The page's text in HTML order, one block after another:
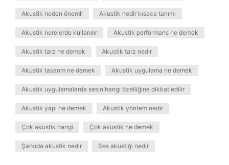
Akustik neden önemli Akustik nedir kısaca tanımı
Akustik nerelerde kullanılır Akustik performans ne demek
Akustik tarz ne demek Akustik tarz nedir
Akustik tasarım ne demek Akustik uygulama ne demek
Akustik uygulamalarda sesin hangi özelliğine dikkat edilir
Akustik yapı ne demek Akustik yöntem nedir
Çok akustik hangi Çok akustik ne demek
Şarkıda akustik nedir Ses akustiği nedir